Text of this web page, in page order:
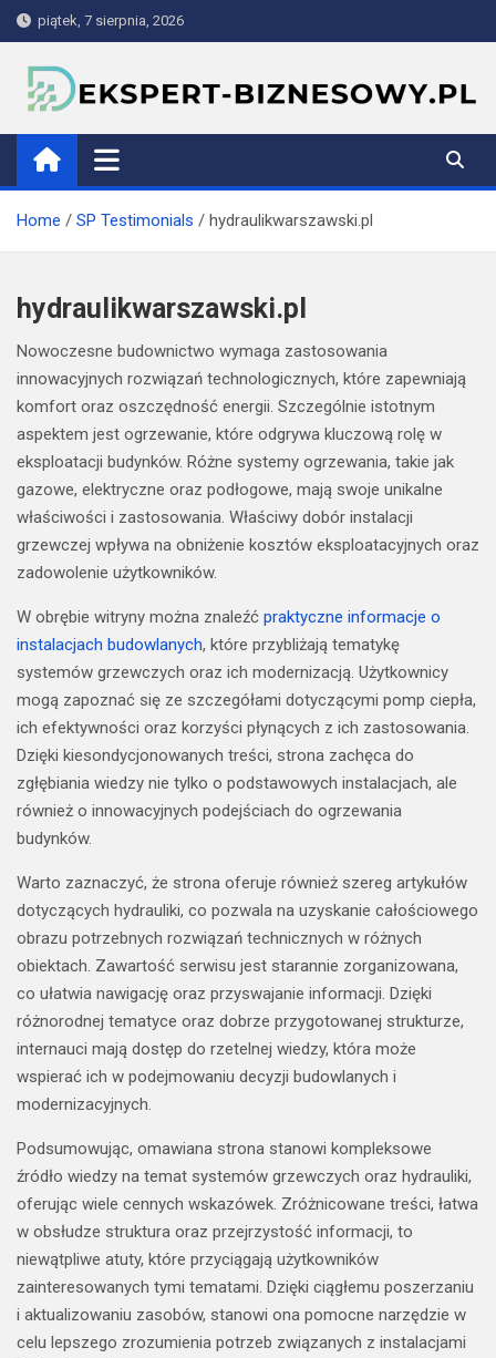
Skip
to
content
piątek, 7 sierpnia, 2026
ekspert-biznesowy.pl
Home SP Testimonials hydraulikwarszawski.pl
hydraulikwarszawski.pl
Nowoczesne budownictwo wymaga zastosowania
innowacyjnych rozwiązań technologicznych, które zapewniają
komfort oraz oszczędność energii. Szczególnie istotnym
aspektem jest ogrzewanie, które odgrywa kluczową rolę w
eksploatacji budynków. Różne systemy ogrzewania, takie jak
gazowe, elektryczne oraz podłogowe, mają swoje unikalne
właściwości i zastosowania. Właściwy dobór instalacji
grzewczej wpływa na obniżenie kosztów eksploatacyjnych oraz
zadowolenie użytkowników.
W obrębie witryny można znaleźć praktyczne informacje o
instalacjach budowlanych, które przybliżają tematykę
systemów grzewczych oraz ich modernizacją. Użytkownicy
mogą zapoznać się ze szczegółami dotyczącymi pomp ciepła,
ich efektywności oraz korzyści płynących z ich zastosowania.
Dzięki kiesondycjonowanych treści, strona zachęca do
zgłębiania wiedzy nie tylko o podstawowych instalacjach, ale
również o innowacyjnych podejściach do ogrzewania
budynków.
Warto zaznaczyć, że strona oferuje również szereg artykułów
dotyczących hydrauliki, co pozwala na uzyskanie całościowego
obrazu potrzebnych rozwiązań technicznych w różnych
obiektach. Zawartość serwisu jest starannie zorganizowana,
co ułatwia nawigację oraz przyswajanie informacji. Dzięki
różnorodnej tematyce oraz dobrze przygotowanej strukturze,
internauci mają dostęp do rzetelnej wiedzy, która może
wspierać ich w podejmowaniu decyzji budowlanych i
modernizacyjnych.
Podsumowując, omawiana strona stanowi kompleksowe
źródło wiedzy na temat systemów grzewczych oraz hydrauliki,
oferując wiele cennych wskazówek. Zróżnicowane treści, łatwa
w obsłudze struktura oraz przejrzystość informacji, to
niewątpliwe atuty, które przyciągają użytkowników
zainteresowanych tymi tematami. Dzięki ciągłemu poszerzaniu
i aktualizowaniu zasobów, stanowi ona pomocne narzędzie w
celu lepszego zrozumienia potrzeb związanych z instalacjami